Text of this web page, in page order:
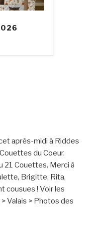
après-midi à Riddes
du Coeur.
21 Couettes. Merci à
Brigitte, Rita,
cousues ! Voir les
Valais > Photos des